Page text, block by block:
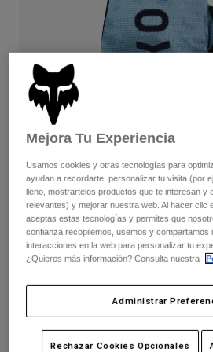
Pantalones largos
Pantalones cortos
Chaquetas y chalecos
Protecciones
Gafas de protección
Calcetines
Accesorios
Recambios
Pantalones
Chaquetas
Protecciones
Gafas de protección
Calcetines
Mochilas y accesorios
Recambios
Ver todo
Mujer
Camisetas y tops
Sudaderas
Chaquetas
Pantalones
Camisas
Niños
Gafas de Protección
Calcetines
Ver todo
Cascos
Camisetas
Pantalones
Botas
Protecciones
Gafas de Protección
Opiniones
Guantes Youth 180
Price reduced from
29,99 €to19,49 €
Mejora Tu Experiencia
Usamos cookies y otras tecnologías para
ayudan a recordarte, personalizar tu visita (por
lleno, mostrartelos productos que te interesan y
relevantes) y mejorar nuestra web. Al hacer clic
aceptas estas tecnologías y permites que
confianza recopilemos, usemos y compartamos
interacciones en la web para personalizar tu
¿Quieres más información? Consulta nuestra
Administrar
Rechazar Cookies Opcionales